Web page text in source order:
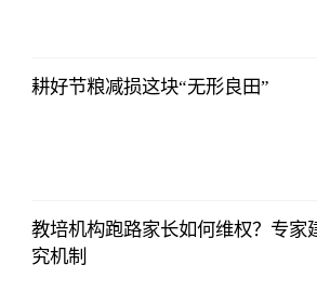
耕好节粮减损这块“无形良田”
教培机构跑路家长如何维权？专家
究机制